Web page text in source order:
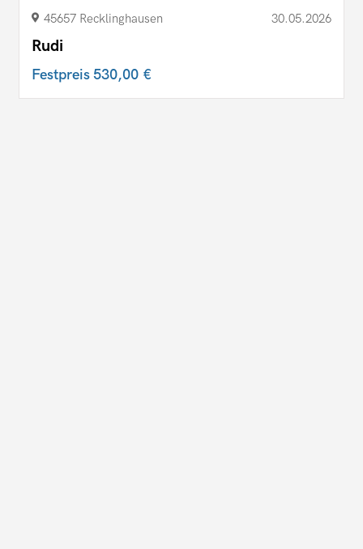
45657 Recklinghausen 30.05.2026
Rudi
Festpreis530,00 €